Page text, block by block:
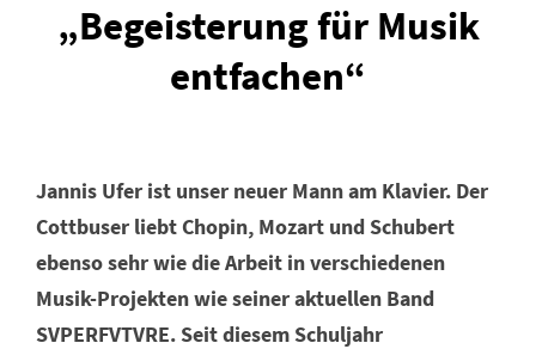
„Begeisterung für Musik
entfachen“
Jannis Ufer ist unser neuer Mann am Klavier. Der
Cottbuser liebt Chopin, Mozart und Schubert
ebenso sehr wie die Arbeit in verschiedenen
Musik-Projekten wie seiner aktuellen Band
SVPERFVTVRE. Seit diesem Schuljahr